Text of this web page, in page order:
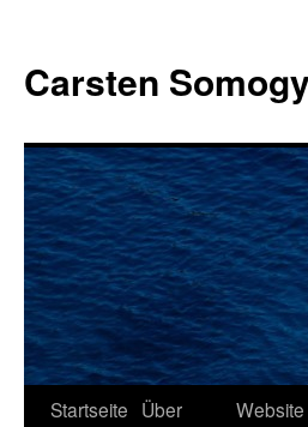
Carsten
Zum
Startseite Über
Website